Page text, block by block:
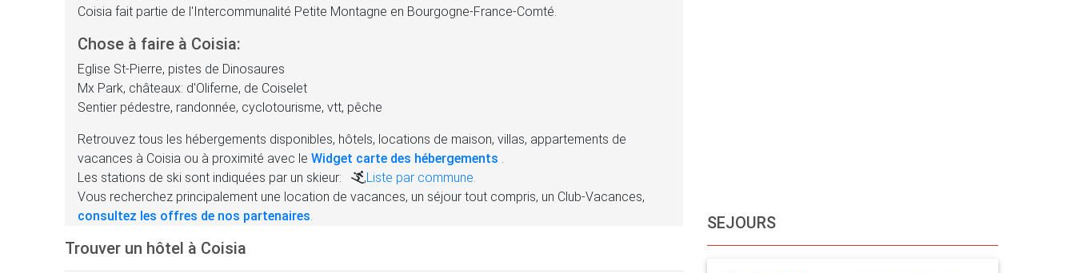
Coisia fait partie de l'Intercommunalité Petite Montagne en Bourgogne-France-Comté.
Chose à faire à Coisia:
Eglise St-Pierre, pistes de Dinosaures
Mx Park, châteaux: d'Oliferne, de Coiselet
Sentier pédestre, randonnée, cyclotourisme, vtt, pêche
Retrouvez tous les hébergements disponibles, hôtels, locations de maison, villas, appartements de
vacances à Coisia ou à proximité avec le Widget carte des hébergements
Les stations de ski sont indiquées par un skieur:
,Liste par commune.
Vous recherchez principalement une location de vacances, un séjour tout compris, un Club-Vacances,
consultez les offres de nos partenaires
Trouver un hôtel à Coisia
SEJOURS